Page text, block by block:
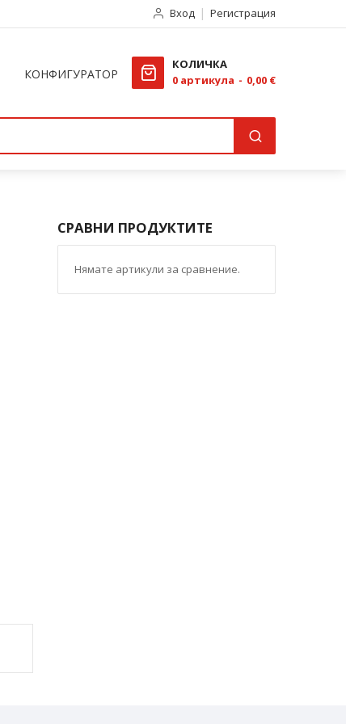
Вход Регистрация
КОНФИГУРАТОР
КОЛИЧКА
0 артикула 0,00 €
СРАВНИ ПРОДУКТИТЕ
Нямате артикули за сравнение.